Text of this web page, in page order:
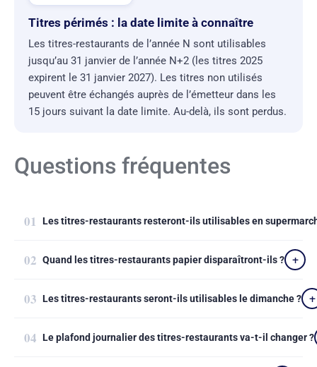
Titres périmés : la date limite à connaître
Les titres-restaurants de l’année N sont utilisables
jusqu’au 31 janvier de l’année N+2 (les titres 2025
expirent le 31 janvier 2027). Les titres non utilisés
peuvent être échangés auprès de l’émetteur dans les
15 jours suivant la date limite. Au-delà, ils sont perdus.
Questions fréquentes
Les titres-restaurants resteront-ils utilisables en
Quand les titres-restaurants papier disparaîtront-ils ?
Les titres-restaurants seront-ils utilisables le dimanche ?
Le plafond journalier des titres-restaurants va-t-il changer ?